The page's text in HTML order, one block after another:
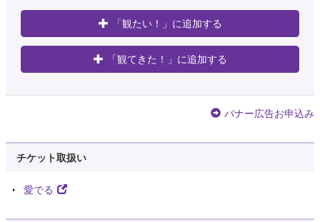
「観たい！」に追加する
「観てきた！」に追加する
バナー広告お申込み
チケット取扱い
愛でる